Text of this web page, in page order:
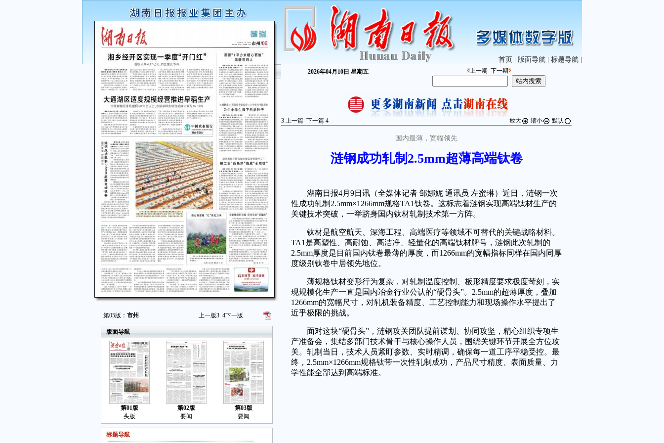
第05版： 市州 上一版3 4下一版
版面导航
第01版
头版
第02版
要闻
第03版
要闻
标题导航
首页 版面导航 标题导航
2026年04月10日 星期五 上一期 下一期
3 上一篇 下一篇 4 放大 缩小 默认
国内最薄，宽幅领先
涟钢成功轧制2.5mm超薄高端钛卷
湖南日报4月9日讯（全媒体记者 邹娜妮 通讯员 左蜜琳）近日，涟钢一次
性成功轧制2.5mm×1266mm规格TA1钛卷。这标志着涟钢实现高端钛材生产的
关键技术突破，一举跻身国内钛材轧制技术第一方阵。
钛材是航空航天、深海工程、高端医疗等领域不可替代的关键战略材料。
TA1是高塑性、高耐蚀、高洁净、轻量化的高端钛材牌号，涟钢此次轧制的
2.5mm厚度是目前国内钛卷最薄的厚度，而1266mm的宽幅指标同样在国内同厚
度级别钛卷中居领先地位。
薄规格钛材变形行为复杂，对轧制温度控制、板形精度要求极度苛刻，实
现规模化生产一直是国内冶金行业公认的“硬骨头”。2.5mm的超薄厚度，叠加
1266mm的宽幅尺寸，对轧机装备精度、工艺控制能力和现场操作水平提出了
近乎极限的挑战。
面对这块“硬骨头”，涟钢攻关团队提前谋划、协同攻坚，精心组织专项生
产准备会，集结多部门技术骨干与核心操作人员，围绕关键环节开展全方位攻
关。轧制当日，技术人员紧盯参数、实时精调，确保每一道工序平稳受控。最
终，2.5mm×1266mm规格钛带一次性轧制成功，产品尺寸精度、表面质量、力
学性能全部达到高端标准。